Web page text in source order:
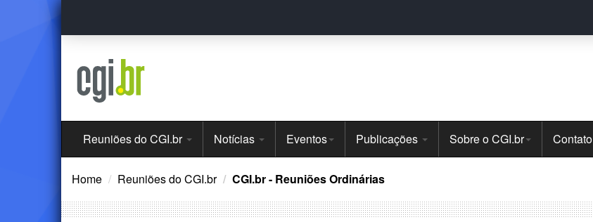
Ir
o
Menu
Principal
Reuniões do CGI.br Notícias Eventos Publicações Sobre o CGI.br Contato
Home Reuniões do CGI.br CGI.br - Reuniões Ordinárias